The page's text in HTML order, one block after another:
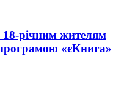
річним жителям
«єКнига»